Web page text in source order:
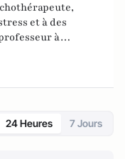
et à des
à
24 Heures 7 Jours